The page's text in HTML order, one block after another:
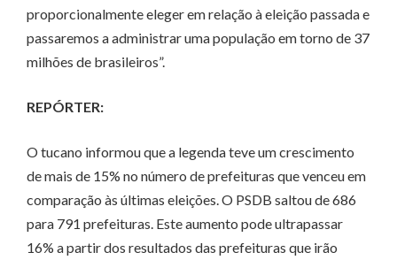
proporcionalmente eleger em relação à eleição passada e
passaremos a administrar uma população em torno de 37
milhões de brasileiros”.
REPÓRTER:
O tucano informou que a legenda teve um crescimento
de mais de 15% no número de prefeituras que venceu em
comparação às últimas eleições. O PSDB saltou de 686
para 791 prefeituras. Este aumento pode ultrapassar
16% a partir dos resultados das prefeituras que irão